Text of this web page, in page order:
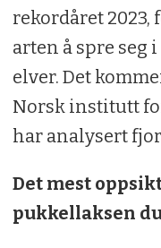
rekordåret 2023,
arten å spre seg
elver. Det
Norsk institutt
har analysert
Det mest
pukkellaksen